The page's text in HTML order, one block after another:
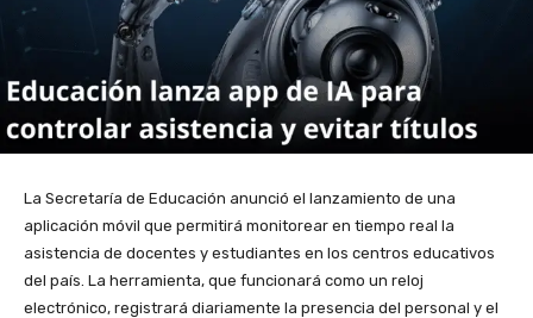
La Secretaría de Educación anunció el lanzamiento de una
aplicación móvil que permitirá monitorear en tiempo real la
asistencia de docentes y estudiantes en los centros educativos
del país. La herramienta, que funcionará como un reloj
electrónico, registrará diariamente la presencia del personal y el